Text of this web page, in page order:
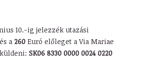
10.-ig jelezzék utazási
a 260Euró előleget a Via Mariae
SK06 8330 0000 0024 0220